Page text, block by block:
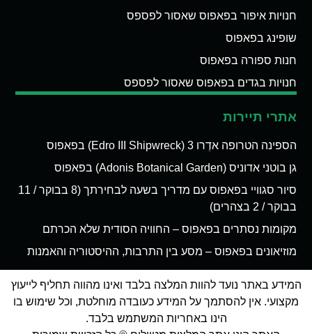
חנויות איפור בפאפוס שאסור לפספס
שופינג בפאפוס
חנות ספורה בפאפוס
חנויות בגדים בפאפוס שאסור לפספס
אתרי תיירות
הספינה הטרופה אדְרו 3 (Edro III Shipwreck) בפאפוס
גן בוטני אדוניס (Adonis Botanical Garden) בפאפוס
סיור סגוויי בפאפוס עם מדריך בשעה לבחירתך (8 בבוקר / 11
בבוקר / 2 בצהרים)
מקומות נסתרים בפאפוס – החוויה הסודית שלא הכרתם
מוזיאונים בפאפוס – מסע בין התרבות, ההיסטוריה והאמנות
המידע באתר נועד להוות המלצה בלבד ואינו מהווה תחליף לייעוץ
מקצועי. אין להסתמך על המידע כעובדה מוחלטת, וכל שימוש בו
הינו באחריות המשתמש בלבד.